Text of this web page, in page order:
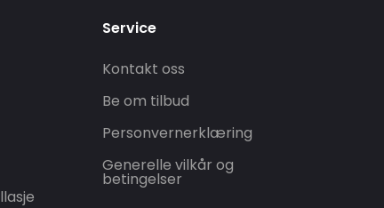
Service
Kontakt oss
Be om tilbud
Personvernerklæring
Generelle vilkår og
betingelser